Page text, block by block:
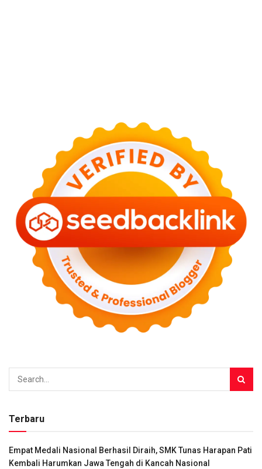
Terbaru
Empat Medali Nasional Berhasil Diraih, SMK Tunas Harapan Pati
Kembali Harumkan Jawa Tengah di Kancah Nasional